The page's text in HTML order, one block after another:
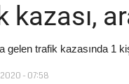
gelen trafik kazasında 1
- 07:58